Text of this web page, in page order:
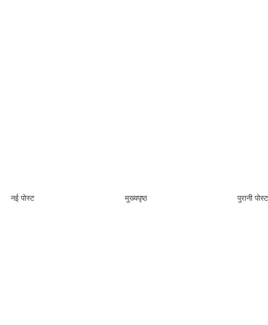
नई पोस्ट पुरानी पोस्ट
मुख्यपृष्ठ